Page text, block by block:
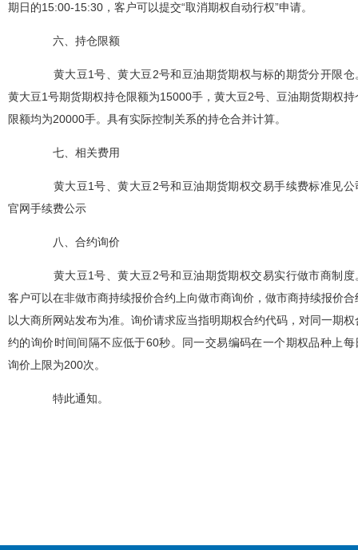
期日的15:00-15:30 ，客户可以提交“取消期权自动行权”申请。
六、持仓限额
黄大豆1号、黄大豆2号和豆油期货期权与标的期货分开限仓
黄大豆1号期货期权持仓限额为15000手，黄大豆2号、豆油期货期权持
限额均为20000手。具有实际控制关系的持仓合并计算。
七、相关费用
黄大豆1号 、黄大豆2号和豆油期货期权交易手续费标准见公
官网手续费公示
八、合约询价
黄大豆1号、黄大豆2号和豆油期货期权交易实行做市商制度
客户可以在非做市商持续报价合约上向做市商询价，做市商持续报价合
以大商所网站发布为准。询价请求应当指明期权合约代码，对同一期权
约的询价时间间隔不应低于60秒。同一交易编码在一个期权品种上每
询价上限为200次。
特此通知。